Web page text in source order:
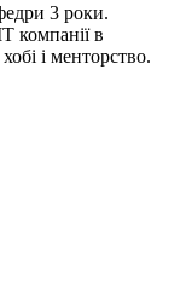
3 роки.
компанії в
і менторство.